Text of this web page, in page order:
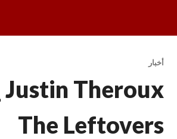
المحتوى
دليل التلفزيون العربي
أخبار
The Leftovers